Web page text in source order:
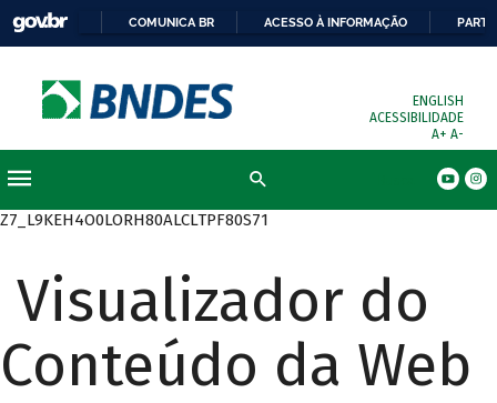
COMUNICA BR ACESSO À INFORMAÇÃO
ENGLISH
ACESSIBILIDADE
A+ A-
Z7_L9KEH4O0LORH80ALCLTPF80S71
Visualizador do
Conteúdo da Web